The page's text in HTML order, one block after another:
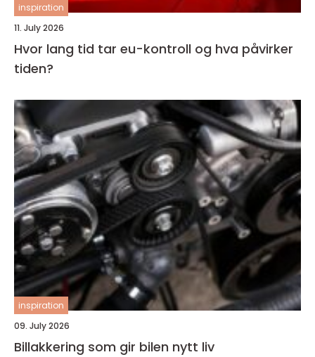
inspiration
11. July 2026
Hvor lang tid tar eu-kontroll og hva påvirker
tiden?
inspiration
09. July 2026
Billakkering som gir bilen nytt liv